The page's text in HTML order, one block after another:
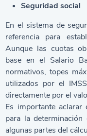
Seguridad social
En el sistema de
referencia para
Aunque las cuotas
base en el Salario
normativos, topes
utilizados por el
directamente por el
Es importante
para la
algunas partes del